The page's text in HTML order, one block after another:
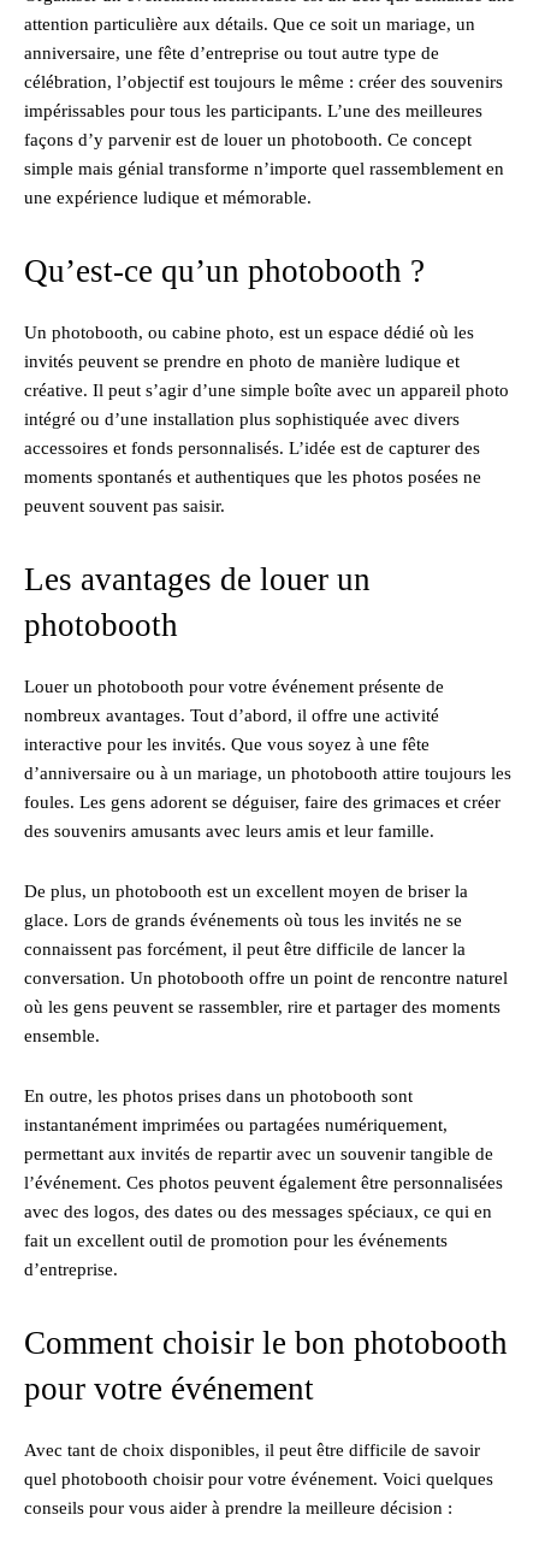
attention particulière aux détails. Que ce soit un mariage, un
anniversaire, une fête d’entreprise ou tout autre type de
célébration, l’objectif est toujours le même : créer des souvenirs
impérissables pour tous les participants. L’une des meilleures
façons d’y parvenir est de louer un photobooth. Ce concept
simple mais génial transforme n’importe quel rassemblement en
une expérience ludique et mémorable.
Qu’est-ce qu’un photobooth ?
Un photobooth, ou cabine photo, est un espace dédié où les
invités peuvent se prendre en photo de manière ludique et
créative. Il peut s’agir d’une simple boîte avec un appareil photo
intégré ou d’une installation plus sophistiquée avec divers
accessoires et fonds personnalisés. L’idée est de capturer des
moments spontanés et authentiques que les photos posées ne
peuvent souvent pas saisir.
Les avantages de louer un
photobooth
Louer un photobooth pour votre événement présente de
nombreux avantages. Tout d’abord, il offre une activité
interactive pour les invités. Que vous soyez à une fête
d’anniversaire ou à un mariage, un photobooth attire toujours les
foules. Les gens adorent se déguiser, faire des grimaces et créer
des souvenirs amusants avec leurs amis et leur famille.
De plus, un photobooth est un excellent moyen de briser la
glace. Lors de grands événements où tous les invités ne se
connaissent pas forcément, il peut être difficile de lancer la
conversation. Un photobooth offre un point de rencontre naturel
où les gens peuvent se rassembler, rire et partager des moments
ensemble.
En outre, les photos prises dans un photobooth sont
instantanément imprimées ou partagées numériquement,
permettant aux invités de repartir avec un souvenir tangible de
l’événement. Ces photos peuvent également être personnalisées
avec des logos, des dates ou des messages spéciaux, ce qui en
fait un excellent outil de promotion pour les événements
d’entreprise.
Comment choisir le bon photobooth
pour votre événement
Avec tant de choix disponibles, il peut être difficile de savoir
quel photobooth choisir pour votre événement. Voici quelques
conseils pour vous aider à prendre la meilleure décision :